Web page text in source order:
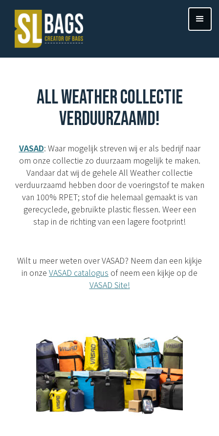
ALL WEATHER COLLECTIE
VERDUURZAAMD!
VASAD: Waar mogelijk streven wij er als bedrijf naar
om onze collectie zo duurzaam mogelijk te maken.
Vandaar dat wij de gehele All Weather collectie
verduurzaamd hebben door de voeringstof te maken
van 100% RPET; stof die helemaal gemaakt is van
gerecyclede, gebruikte plastic flessen. Weer een
stap in de richting van een lagere footprint!
Wilt u meer weten over VASAD? Neem dan een kijkje
in onze VASAD catalogus of neem een kijkje op de
VASAD Site!